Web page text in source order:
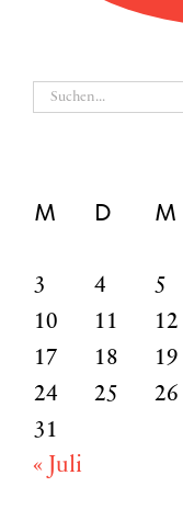
Suche
M D M
3
4 5
10
11 12
17
18 19
24
25 26
31
« Juli